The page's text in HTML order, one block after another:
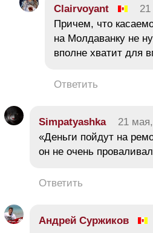
Clairvoyant
Причем, что
на Молдаванку не
вполне хватит для
Ответить
Simpatyashka 21
«Деньги пойдут на
он не очень
Ответить
Андрей Суржиков